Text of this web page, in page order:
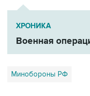
ХРОНИКА
Военная
Минобороны РФ